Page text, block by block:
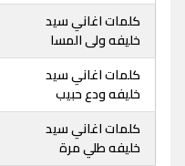
كلمات اغاني سيد
خليفه ولى المسا
كلمات اغاني سيد
خليفه ودع حبيب
كلمات اغاني سيد
خليفه طلي مرة